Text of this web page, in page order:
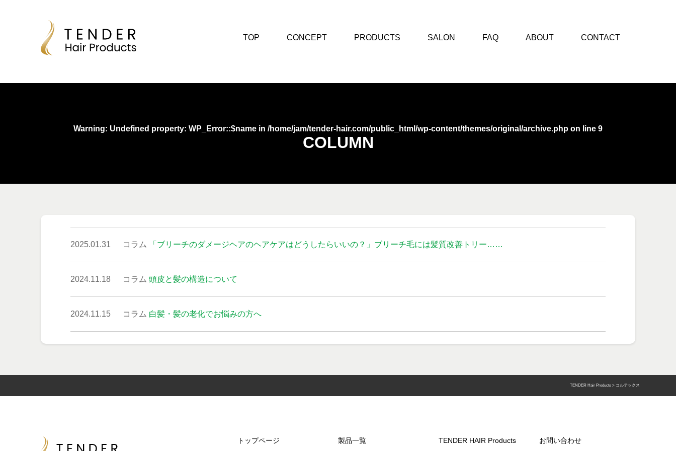
TOP CONCEPT PRODUCTS SALON FAQ ABOUT CONTACT
Warning: Undefined property: WP_Error::$name in /home/jam/tender-hair.com/public_html/wp-content/themes/original/archive.php on line 9
COLUMN
2025.01.31 コラム 「ブリーチのダメージヘアのヘアケアはどうしたらいいの？」ブリーチ毛には髪質改善トリー……
2024.11.18 コラム 頭皮と髪の構造について
2024.11.15 コラム 白髪・髪の老化でお悩みの方へ
TENDER Hair Products > コルテックス
トップページ 製品一覧
TENDER HAIR Products
お問い合わせ